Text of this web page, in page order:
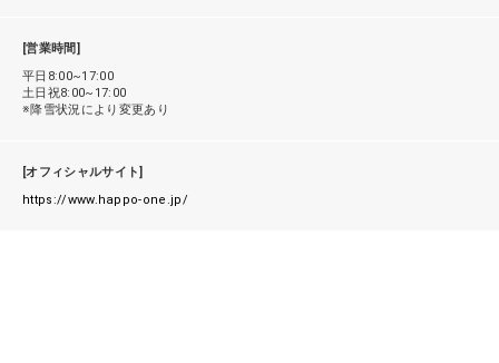
[営業時間]
平日8:00~17:00
土日祝8:00~17:00
※降雪状況により変更あり
[オフィシャルサイト]
https://www.happo-one.jp/